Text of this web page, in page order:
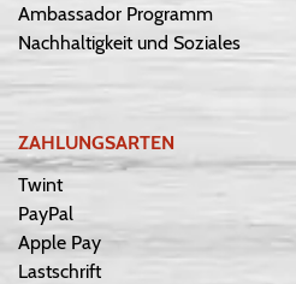
Ambassador Programm
Nachhaltigkeit und Soziales
ZAHLUNGSARTEN
Twint
PayPal
Apple Pay
Lastschrift